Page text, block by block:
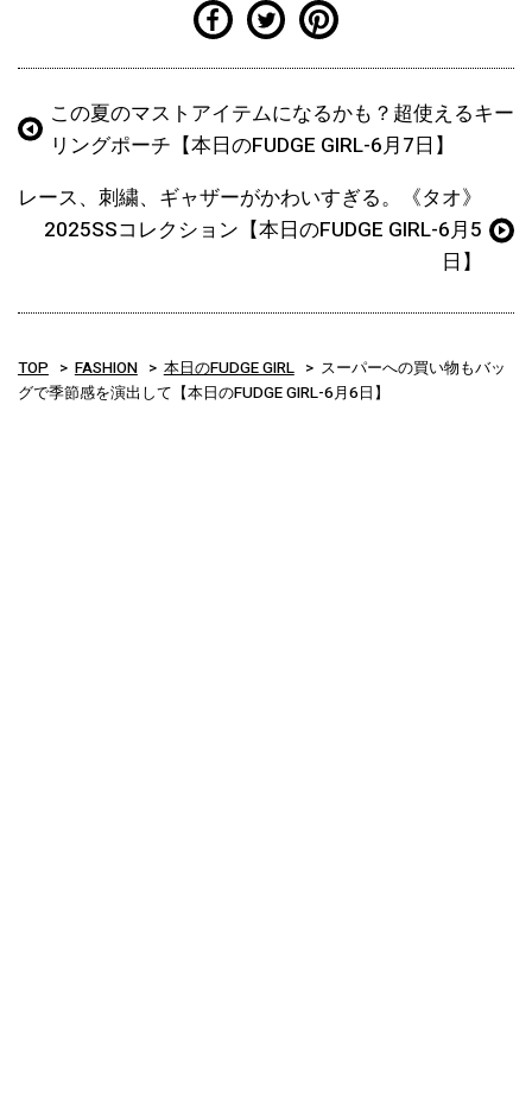
この夏のマストアイテムになるかも？超使えるキー
リングポーチ【本日のFUDGE GIRL-6月7日】
レース、刺繍、ギャザーがかわいすぎる。《タオ》
2025SSコレクション【本日のFUDGE GIRL-6月5
日】
TOP FASHION 本日のFUDGE GIRL
スーパーへの買い物もバッ
グで季節感を演出して【本日のFUDGE GIRL-6月6日】